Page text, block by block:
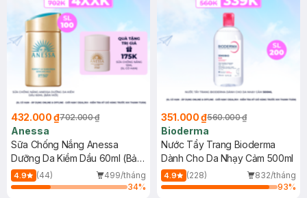
432.000 ₫702.000 ₫
Anessa
Sữa Chống Nắng Anessa
Dưỡng Da Kiềm Dầu 60ml (Bản
Mới)
4.9 (44)
499/tháng
34%
351.000 ₫560.000 ₫
Bioderma
Nước Tẩy Trang Bioderma
Dành Cho Da Nhạy Cảm 500ml
4.9 (228)
832/tháng
93%